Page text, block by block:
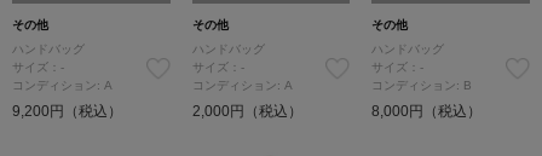
その他
ハンドバッグ
サイズ：-
コンディション: A
9,200円（税込）
その他
ハンドバッグ
サイズ：-
コンディション: A
2,000円（税込）
その他
ハンドバッグ
サイズ：-
コンディション: B
8,000円（税込）